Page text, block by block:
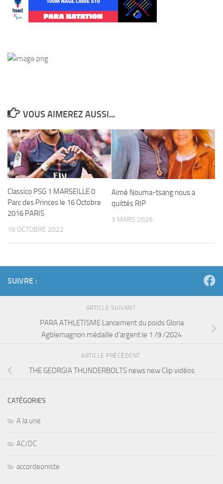
VOUS AIMEREZ AUSSI...
Classico PSG 1 MARSEILLE 0
Parc des Princes le 16 Octobre
2016 PARIS
16 OCTOBRE 2022
Aimé Nouma-tsang nous a
quittés RIP
3 MARS 2026
SUIVRE :
ARTICLE SUIVANT
PARA ATHLETISME Lancement du poids Gloria
Agblemagnon médaille d’argent le 1 /9 /2024
ARTICLE PRÉCÉDENT
THE GEORGIA THUNDERBOLTS news new Clip vidéos
CATÉGORIES
A la une
AC/DC
accordeoniste